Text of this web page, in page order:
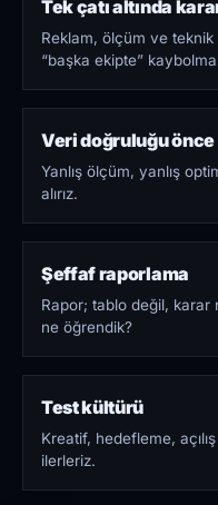
Tek çatı altında
Reklam, ölçüm ve
“başka ekipte”
Veri doğruluğu
Yanlış ölçüm, yanlış
alırız.
Şeffaf raporlama
Rapor; tablo değil, karar
ne öğrendik?
Test kültürü
Kreatif, hedefleme,
ilerleriz.